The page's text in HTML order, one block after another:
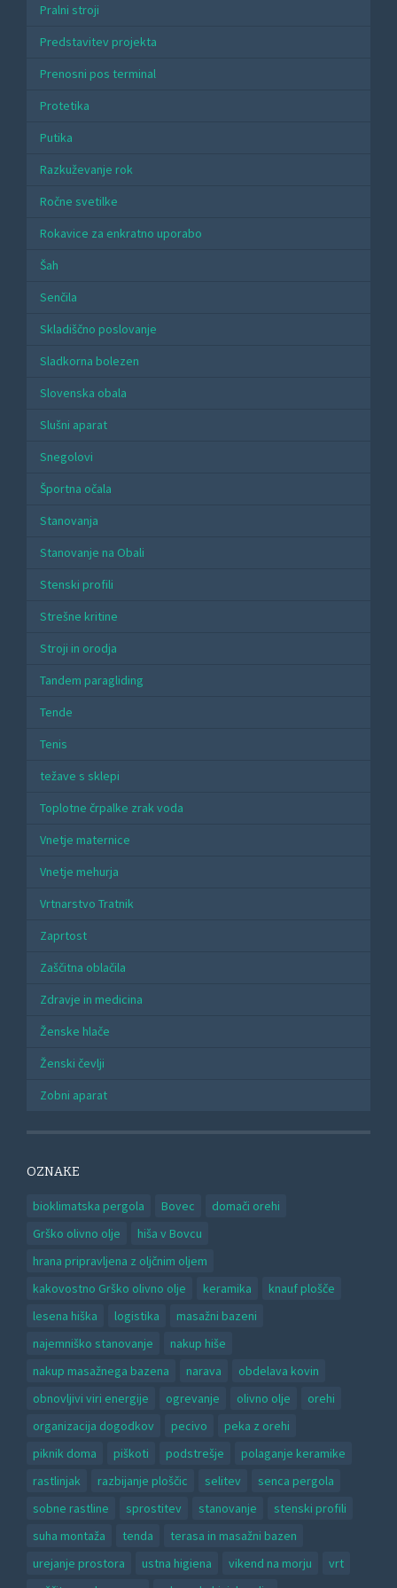
Pralni stroji
Predstavitev projekta
Prenosni pos terminal
Protetika
Putika
Razkuževanje rok
Ročne svetilke
Rokavice za enkratno uporabo
Šah
Senčila
Skladiščno poslovanje
Sladkorna bolezen
Slovenska obala
Slušni aparat
Snegolovi
Športna očala
Stanovanja
Stanovanje na Obali
Stenski profili
Strešne kritine
Stroji in orodja
Tandem paragliding
Tende
Tenis
težave s sklepi
Toplotne črpalke zrak voda
Vnetje maternice
Vnetje mehurja
Vrtnarstvo Tratnik
Zaprtost
Zaščitna oblačila
Zdravje in medicina
Ženske hlače
Ženski čevlji
Zobni aparat
OZNAKE
bioklimatska pergola Bovec
domači orehi
Grško olivno olje
hiša v Bovcu
hrana pripravljena z oljčnim oljem
kakovostno Grško olivno olje
keramika
knauf plošče
lesena hiška
logistika
masažni bazeni
najemniško stanovanje
nakup hiše
nakup masažnega bazena
narava
obdelava kovin
obnovljivi viri energije
ogrevanje olivno olje
orehi
organizacija dogodkov
pecivo
peka z orehi
piknik doma
piškoti podstrešje
polaganje keramike
rastlinjak
razbijanje ploščic selitev
senca pergola
sobne rastline
sprostitev stanovanje
stenski profili
suha montaža
tenda
terasa in masažni bazen
urejanje prostora
ustna higiena vikend na morju
vrt